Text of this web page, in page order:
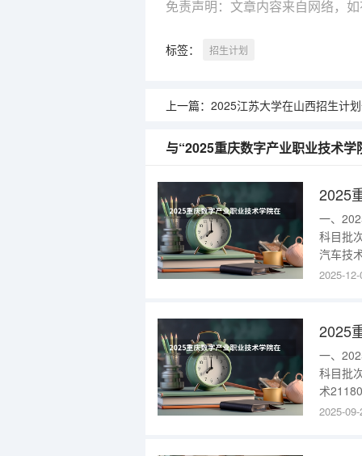
免责声明：文章内容来自网络，
标签： 招生计划
上一篇： 2025江苏大学在山西招生计
与“2025重庆数字产业职业技术
2025
一、
科目批
汽车技
重庆
2025-
2025
一、
科目批
术
历史专
2025-